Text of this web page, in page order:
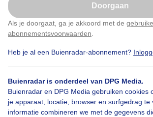
Doorgaan
Als je doorgaat, ga je akkoord met de
abonnementsvoorwaarden
Heb je al een Buienradar-abonnement?
Buienradar is onderdeel van DPG Media.
Buienradar en DPG Media gebruiken cookies
je apparaat, locatie, browser en surfgedrag te
informatie combineren we met de gegevens
vallen, het is kil weer in Alkmaar...
Door: Jetty Roedema Gemaakt: 16-05-2026,
#regendruppels #kil Regen
Klik hierom dit aan te